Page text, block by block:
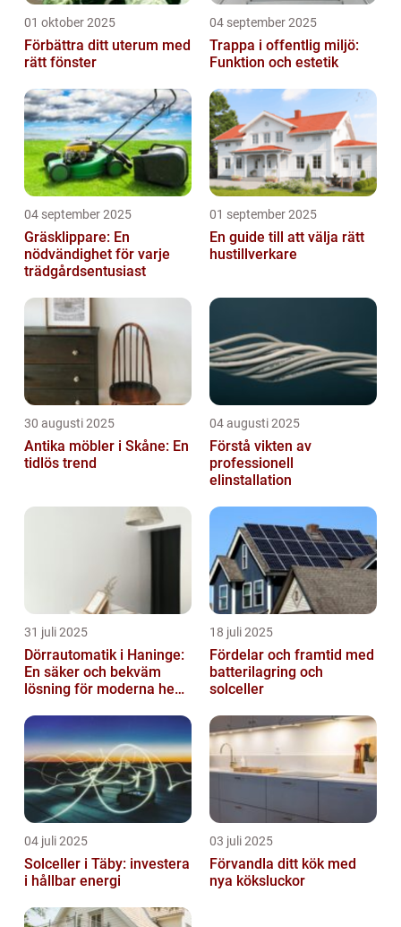
01 oktober 2025
Förbättra ditt uterum med
rätt fönster
04 september 2025
Trappa i offentlig miljö:
Funktion och estetik
04 september 2025
Gräsklippare: En
nödvändighet för varje
trädgårdsentusiast
01 september 2025
En guide till att välja rätt
hustillverkare
30 augusti 2025
Antika möbler i Skåne: En
tidlös trend
04 augusti 2025
Förstå vikten av
professionell
elinstallation
31 juli 2025
Dörrautomatik i Haninge:
En säker och bekväm
lösning för moderna hem
18 juli 2025
Fördelar och framtid med
batterilagring och
solceller
04 juli 2025
Solceller i Täby: investera
i hållbar energi
03 juli 2025
Förvandla ditt kök med
nya köksluckor